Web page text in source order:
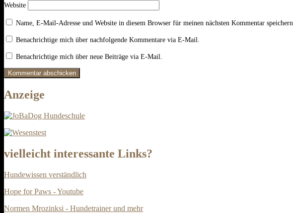
Website
Name, E-Mail-Adresse und Website in diesem Browser für meinen nächsten Kommentar speichern.
Benachrichtige mich über nachfolgende Kommentare via E-Mail.
Benachrichtige mich über neue Beiträge via E-Mail.
Anzeige
vielleicht interessante Links?
Hundewissen verständlich
Hope for Paws - Youtube
Normen Mrozinksi - Hundetrainer und mehr